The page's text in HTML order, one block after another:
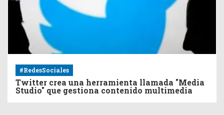
#RedesSociales
Twitter crea una herramienta llamada "Media
Studio" que gestiona contenido multimedia